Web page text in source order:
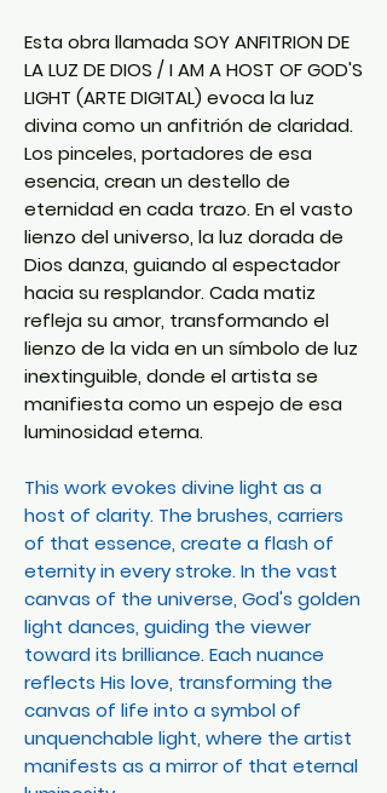
Esta obra llamada SOY ANFITRION DE
LA LUZ DE DIOS / I AM A HOST OF GOD'S
LIGHT (ARTE DIGITAL) evoca la luz
divina como un anfitrión de claridad.
Los pinceles, portadores de esa
esencia, crean un destello de
eternidad en cada trazo. En el vasto
lienzo del universo, la luz dorada de
Dios danza, guiando al espectador
hacia su resplandor. Cada matiz
refleja su amor, transformando el
lienzo de la vida en un símbolo de luz
inextinguible, donde el artista se
manifiesta como un espejo de esa
luminosidad eterna.
This work evokes divine light as a
host of clarity. The brushes, carriers
of that essence, create a flash of
eternity in every stroke. In the vast
canvas of the universe, God's golden
light dances, guiding the viewer
toward its brilliance. Each nuance
reflects His love, transforming the
canvas of life into a symbol of
unquenchable light, where the artist
manifests as a mirror of that eternal